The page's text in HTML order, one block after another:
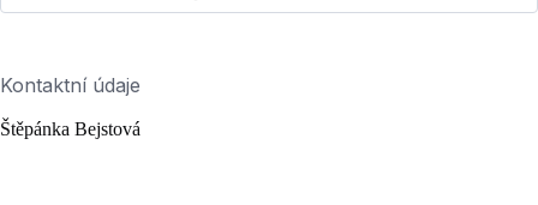
Kontaktní údaje
Štěpánka Bejstová